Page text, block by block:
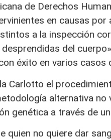
de Derechos
en causas
a la inspección
desprendidas del
éxito en varios casos
Carlotto el
alternativa
genética a través de
quien no quiere dar